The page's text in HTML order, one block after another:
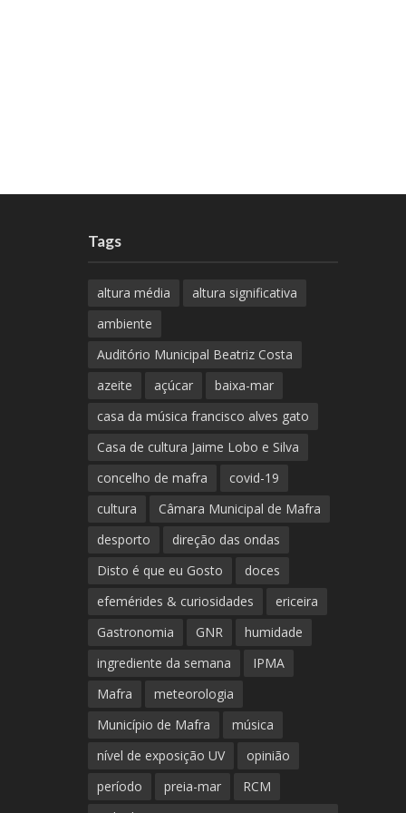
Tags
altura média
altura significativa
ambiente
Auditório Municipal Beatriz Costa
azeite
açúcar
baixa-mar
casa da música francisco alves gato
Casa de cultura Jaime Lobo e Silva
concelho de mafra
covid-19
cultura
Câmara Municipal de Mafra
desporto
direção das ondas
Disto é que eu Gosto
doces
efemérides & curiosidades
ericeira
Gastronomia
GNR
humidade
ingrediente da semana
IPMA
Mafra
meteorologia
Município de Mafra
música
nível de exposição UV
opinião
período
preia-mar
RCM